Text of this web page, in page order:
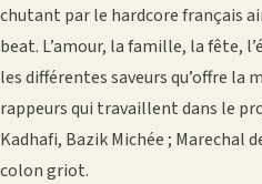
chutant par le hardcore français
beat. L’amour, la famille, la fête,
les différentes saveurs qu’offre la
rappeurs qui travaillent dans le
Kadhafi, Bazik Michée ; Marechal
colon griot.